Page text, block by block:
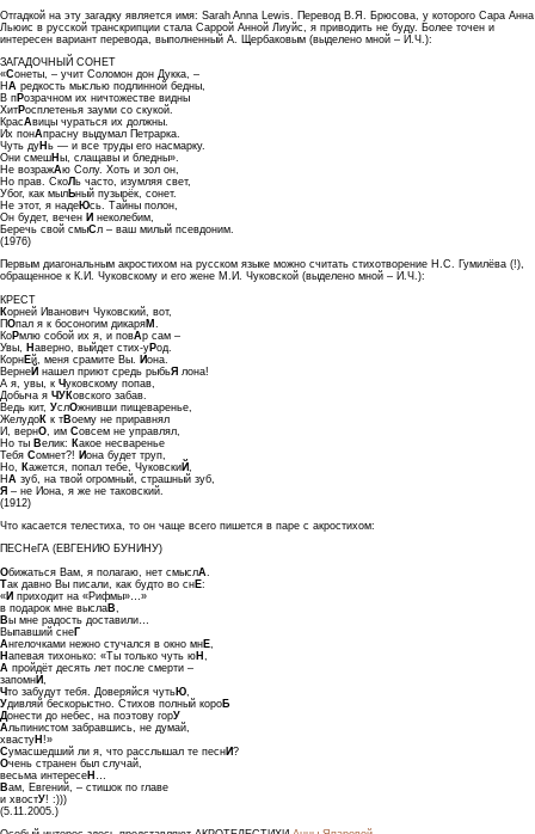
Отгадкой на эту загадку является имя: Sarah Anna Lewis. Перевод В.Я. Брюсова, у которого Сара Анна
Льюис в русской транскрипции стала Саррой Анной Лиуйс, я приводить не буду. Более точен и
интересен вариант перевода, выполненный А. Щербаковым (выделено мной – И.Ч.):
ЗАГАДОЧНЫЙ СОНЕТ
«Сонеты, – учит Соломон дон Дукка, –
Н А редкость мыслью подлинной бедны,
В п Розрачном их ничтожестве видны
Хит Росплетенья зауми со скукой.
КрасАвицы чураться их должны.
Их понАпрасну выдумал Петрарка.
Чуть ду Н ь — и все труды его насмарку.
Они смеш Н ы, слащавы и бледны».
Не возражАю Солу. Хоть и зол он,
Но прав. СкоЛь часто, изумляя свет,
Убог, как мыл Ьный пузырёк, сонет.
Не этот, я наде Юсь. Тайны полон,
Он будет, вечен И неколебим,
Беречь свой смыС л – ваш милый псевдоним.
(1976)
Первым диагональным акростихом на русском языке можно считать стихотворение Н.С. Гумилёва (!),
обращенное к К.И. Чуковскому и его жене М.И. Чуковской (выделено мной – И.Ч.):
КРЕСТ
Корней Иванович Чуковский, вот,
ПОпал я к босоногим дикаряМ
Ко Рмлю собой их я, и повАр сам –
Увы,
Н аверно, выйдет стих-у Род.
Корн Ей, меня срамите Вы. Иона.
ВернеЙ нашел приют средь рыбьЯ лона!
А я, увы, к Чуковскому попав,
Добыча я ЧУКовского забав.
Ведь кит, УслОжнивши пищеваренье,
ЖелудоК к т Воему не приравнял
И, вернО , им Совсем не управлял,
Но ты Велик: Какое несваренье
Тебя Сомнет?! Иона будет труп,
Но, Кажется, попал тебе, ЧуковскиЙ
Н А зуб, на твой огромный, страшный зуб,
Я – не Иона, я же не таковский.
(1912)
Что касается телестиха, то он чаще всего пишется в паре с акростихом:
ПЕСНеГА (ЕВГЕНИЮ БУНИНУ)
Обижаться Вам, я полагаю, нет смыслА
Так давно Вы писали, как будто во сн Е:
«И приходит на «Рифмы»…»
в подарок мне высла В
Вы мне радость доставили…
Выпавший сне Г
Ангелочками нежно стучался в окно мн Е
Н апевая тихонько: «Ты только чуть ю Н
А пройдёт десять лет после смерти –
запомнИ
Что забудут тебя. Доверяйся чуть Ю
Удивляй бескорыстно. Стихов полный коро Б
Донести до небес, на поэтову горУ
А льпинистом забравшись, не думай,
хвасту Н !»
Сумасшедший ли я, что расслышал те песнИ?
Очень странен был случай,
весьма интересе Н
Вам, Евгений, – стишок по главе
и хвостУ! :)))
(5.11.2005.)